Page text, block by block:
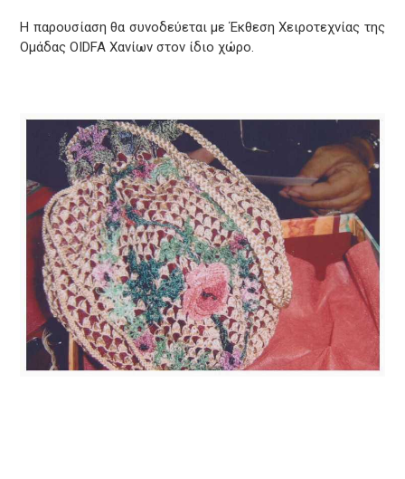
Η παρουσίαση θα συνοδεύεται με Έκθεση Χειροτεχνίας της
Ομάδας OIDFA Χανίων στον ίδιο χώρο.